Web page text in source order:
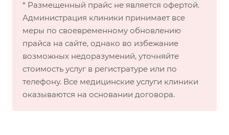
* Размещенный прайс не является офертой.
Администрация клиники принимает все
меры по своевременному обновлению
прайса на сайте, однако во избежание
возможных недоразумений, уточняйте
стоимость услуг в регистратуре или по
телефону. Все медицинские услуги клиники
оказываются на основании договора.